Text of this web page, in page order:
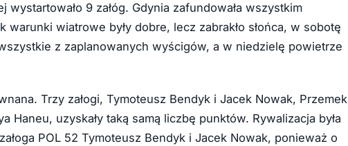
9 załóg. Gdynia zafundowała wszystkim
wiatrowe były dobre, lecz zabrakło słońca, w sobotę
z zaplanowanych wyścigów, a w niedzielę powietrze
Trzy załogi, Tymoteusz Bendyk i Jacek Nowak, Przemek
Haneu, uzyskały taką samą liczbę punktów. Rywalizacja była
POL 52 Tymoteusz Bendyk i Jacek Nowak, ponieważ o